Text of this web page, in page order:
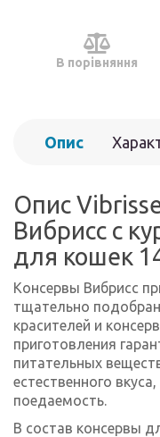
В порівняння
Опис
Опис
Вибрисс с
для кошек
Консервы Вибрисс
тщательно
красителей и
приготовления
питательных
естественного
поедаемость.
В состав консервы